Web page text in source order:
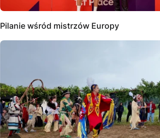
Pilanie wśród mistrzów Europy